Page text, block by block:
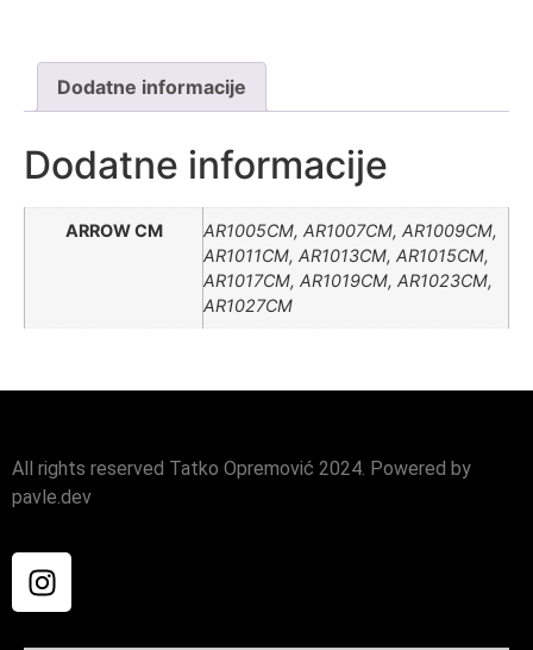
Dodatne informacije
Dodatne informacije
ARROW CM
AR1005CM, AR1007CM, AR1009CM,
AR1011CM, AR1013CM, AR1015CM,
AR1017CM, AR1019CM, AR1023CM,
AR1027CM
All rights reserved Tatko Opremović 2024. Powered by
pavle.dev